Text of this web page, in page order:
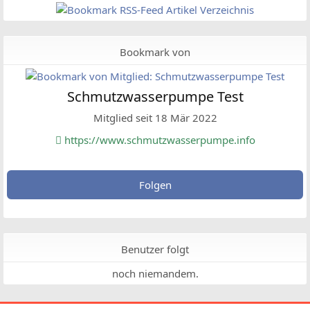
Bookmark von
Schmutzwasserpumpe Test
Mitglied seit 18 Mär 2022
https://www.schmutzwasserpumpe.info
Folgen
Benutzer folgt
noch niemandem.